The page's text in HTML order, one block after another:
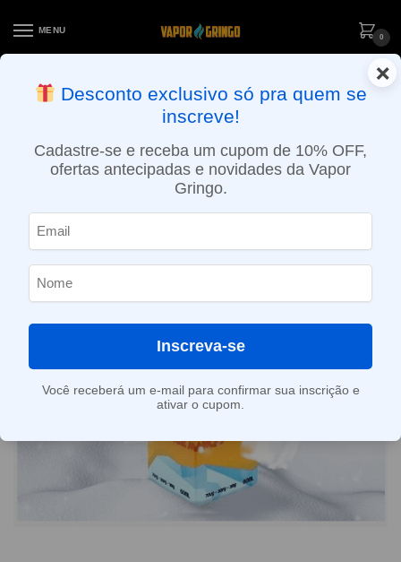
MENU
0
ENTREGA NO MESMO DIA EM SÃO PAULO (SEG A SEX): PEDIDOS
APROVADOS ATÉ 15:30 VIA MOTOBOY
×
Desconto exclusivo só pra quem se
inscreve!
Cadastre-se e receba um cupom de 10% OFF,
ofertas antecipadas e novidades da Vapor
Gringo.
Inscreva-se
Você receberá um e-mail para confirmar sua inscrição e
ativar o cupom.